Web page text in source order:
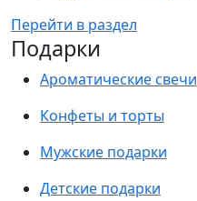
Перейти в раздел
Подарки
Ароматические свечи
Конфеты и торты
Мужские подарки
Детские подарки